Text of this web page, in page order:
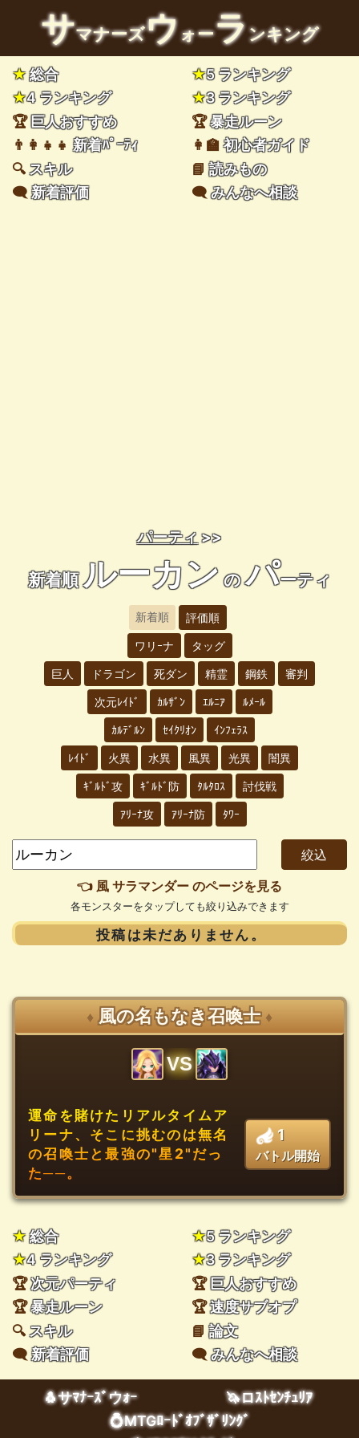
サマナーズウォーランキング
★総合 ★5 ランキング
★4 ランキング ★3 ランキング
🏆巨人おすすめ 🏆暴走ルーン
👨‍👩‍👧‍👧新着ﾊﾟｰﾃｨ 👩‍🏫初心者ガイド
🔍スキル 📘読みもの
🗨️新着評価 🗨️みんなへ相談
パーティ >>
新着順ルーカン のパーティ
新着順 評価順
ワリｰナ タッグ
巨人 ドラゴン 死ダン 精霊 鋼鉄 審判
次元ﾚｲﾄﾞ ｶﾙｻﾞﾝ ｴﾙﾆｱ ﾙﾒｰﾙ
ｶﾙﾃﾞﾙﾝ ｾｲｸﾘｵﾝ ｲﾝﾌｪﾗｽ
ﾚｲﾄﾞ 火異 水異 風異 光異 闇異
ｷﾞﾙﾄﾞ攻 ｷﾞﾙﾄﾞ防 ﾀﾙﾀﾛｽ 討伐戦
ｱﾘｰﾅ攻 ｱﾘｰﾅ防 ﾀﾜｰ
👈 風 サラマンダー のページを見る
各モンスターをタップしても絞り込みできます
投稿は未だありません。
♦ 風の名もなき召喚士 ♦
VS
運命を賭けたリアルタイムア
リーナ、そこに挑むのは無名
の召喚士と最強の"星2"だっ
た──。
1
バトル開始
★総合 ★5 ランキング
★4 ランキング ★3 ランキング
🏆次元パーティ 🏆巨人おすすめ
🏆暴走ルーン 🏆速度サブオプ
🔍スキル 📘論文
🗨️新着評価 🗨️みんなへ相談
🐧サﾏﾅｰｽﾞウｫｰ
🦄ロｽﾄｾﾝﾁｭﾘｱ
💍MTGﾛｰﾄﾞｵﾌﾞｻﾞﾘﾝｸﾞ